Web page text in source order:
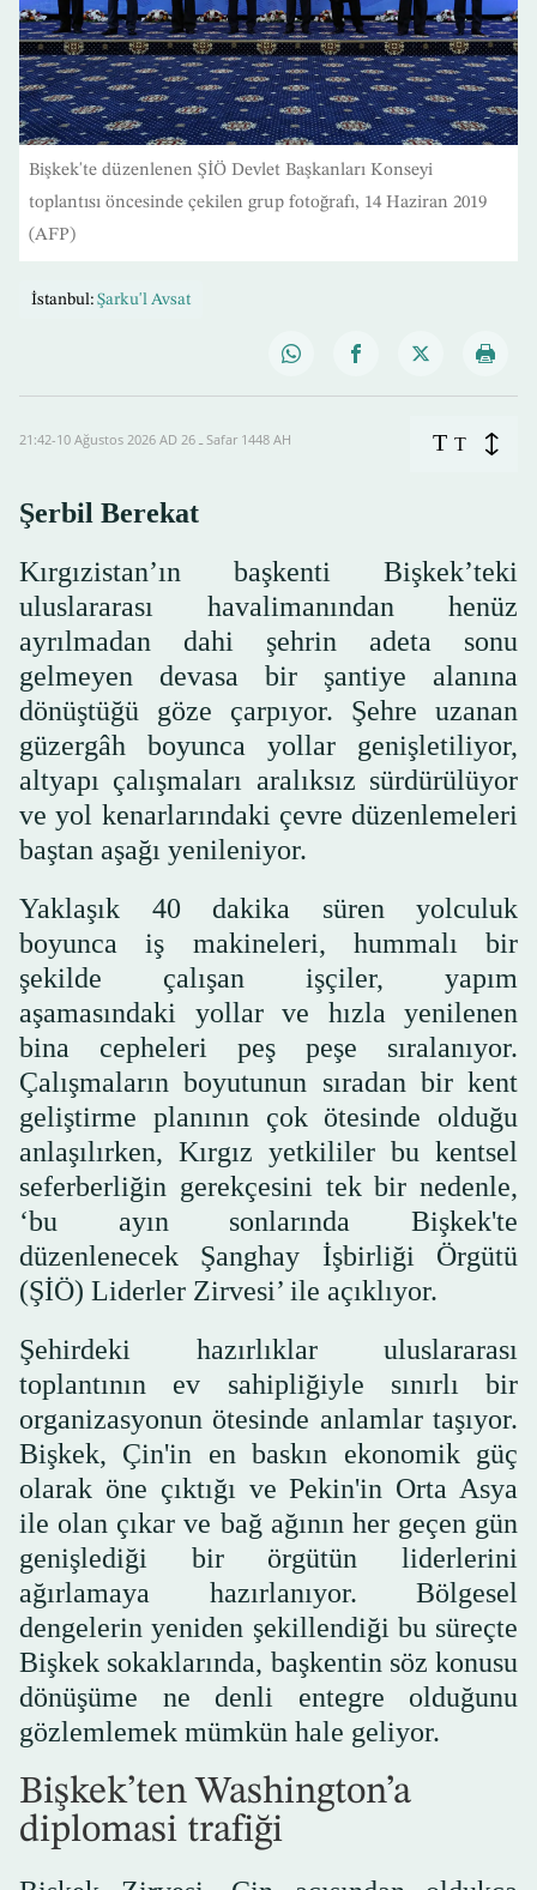
Bişkek'te düzenlenen ŞİÖ Devlet Başkanları Konseyi
toplantısı öncesinde çekilen grup fotoğrafı, 14 Haziran 2019
(AFP)
İstanbul: Şarku'l Avsat
21:42-10 Ağustos 2026 AD ـ 26 Safar 1448 AH T T
Şerbil Berekat
Kırgızistan’ın başkenti Bişkek’teki
uluslararası havalimanından henüz
ayrılmadan dahi şehrin adeta sonu
gelmeyen devasa bir şantiye alanına
dönüştüğü göze çarpıyor. Şehre uzanan
güzergâh boyunca yollar genişletiliyor,
altyapı çalışmaları aralıksız sürdürülüyor
ve yol kenarlarındaki çevre düzenlemeleri
baştan aşağı yenileniyor.
Yaklaşık 40 dakika süren yolculuk
boyunca iş makineleri, hummalı bir
şekilde çalışan işçiler, yapım
aşamasındaki yollar ve hızla yenilenen
bina cepheleri peş peşe sıralanıyor.
Çalışmaların boyutunun sıradan bir kent
geliştirme planının çok ötesinde olduğu
anlaşılırken, Kırgız yetkililer bu kentsel
seferberliğin gerekçesini tek bir nedenle,
‘bu ayın sonlarında Bişkek'te
düzenlenecek Şanghay İşbirliği Örgütü
(ŞİÖ) Liderler Zirvesi’ ile açıklıyor.
Şehirdeki hazırlıklar uluslararası
toplantının ev sahipliğiyle sınırlı bir
organizasyonun ötesinde anlamlar taşıyor.
Bişkek, Çin'in en baskın ekonomik güç
olarak öne çıktığı ve Pekin'in Orta Asya
ile olan çıkar ve bağ ağının her geçen gün
genişlediği bir örgütün liderlerini
ağırlamaya hazırlanıyor. Bölgesel
dengelerin yeniden şekillendiği bu süreçte
Bişkek sokaklarında, başkentin söz konusu
dönüşüme ne denli entegre olduğunu
gözlemlemek mümkün hale geliyor.
Bişkek’ten Washington’a
diplomasi trafiği